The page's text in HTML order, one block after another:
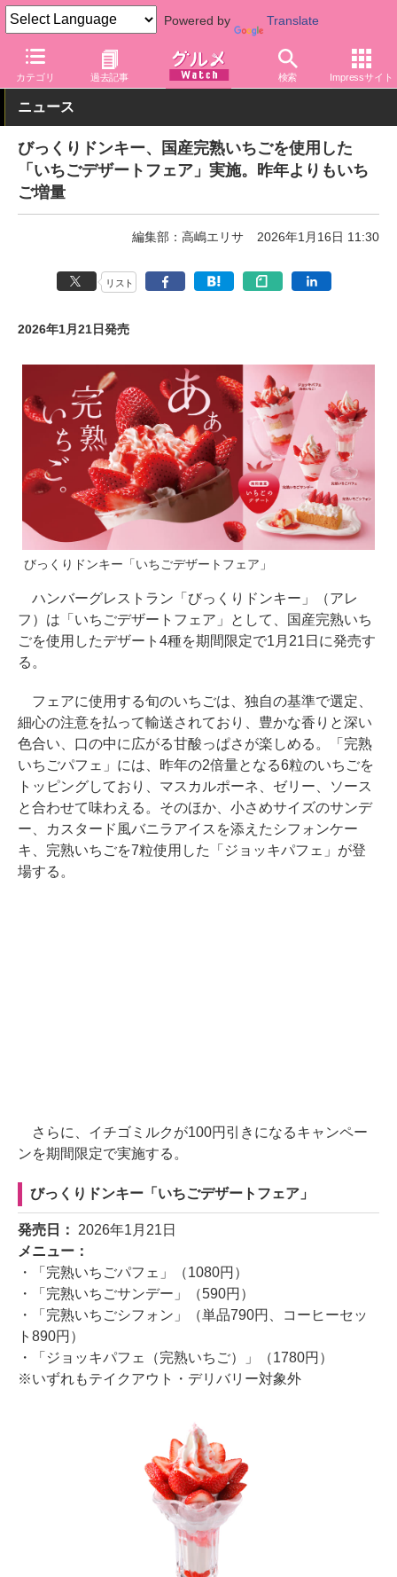
Powered by Translate
カテゴリ 過去記事 検索 Impressサイト
グルメ Watch 店舗 レストラン びっくりドンキー
ニュース
びっくりドンキー、国産完熟いちごを使用した
「いちごデザートフェア」実施。昨年よりもいち
ご増量
編集部：高嶋エリサ 2026年1月16日 11:30
リスト
2026年1月21日発売
びっくりドンキー「いちごデザートフェア」
ハンバーグレストラン「びっくりドンキー」（アレ
フ）は「いちごデザートフェア」として、国産完熟いち
ごを使用したデザート4種を期間限定で1月21日に発売す
る。
フェアに使用する旬のいちごは、独自の基準で選定、
細心の注意を払って輸送されており、豊かな香りと深い
色合い、口の中に広がる甘酸っぱさが楽しめる。「完熟
いちごパフェ」には、昨年の2倍量となる6粒のいちごを
トッピングしており、マスカルポーネ、ゼリー、ソース
と合わせて味わえる。そのほか、小さめサイズのサンデ
ー、カスタード風バニラアイスを添えたシフォンケー
キ、完熟いちごを7粒使用した「ジョッキパフェ」が登
場する。
さらに、イチゴミルクが100円引きになるキャンペー
ンを期間限定で実施する。
びっくりドンキー「いちごデザートフェア」
発売日： 2026年1月21日
メニュー：
・「完熟いちごパフェ」（1080円）
・「完熟いちごサンデー」（590円）
・「完熟いちごシフォン」（単品790円、コーヒーセッ
ト890円）
・「ジョッキパフェ（完熟いちご）」（1780円）
※いずれもテイクアウト・デリバリー対象外